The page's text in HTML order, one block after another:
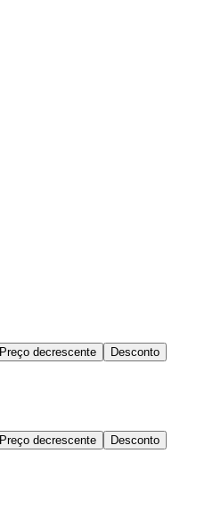
Preço decrescente
Desconto
Preço decrescente Desconto